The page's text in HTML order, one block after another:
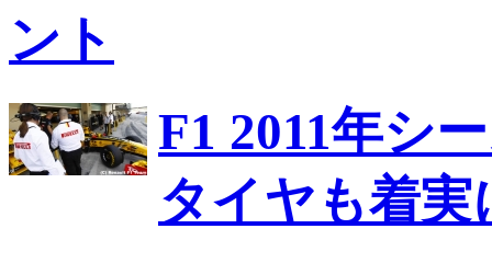
ント
F1 2011年シ
タイヤも着実